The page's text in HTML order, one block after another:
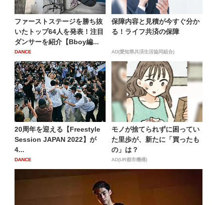
ファーストステージを勝ち抜
いたトップ64人を発表！注目
ダンサーを紹介【Bboy編...
DANCE
保障内容と見積が今すぐ分か
る！ライフ共済の保障
AD(愛知県共済生活協同組合)
20周年を迎える【Freestyle
Session JAPAN 2022】が
4...
DANCE
モノが捨てられずに困ってい
た里歩が、新たに「買ったも
の」は？
AD(UR都市機構)